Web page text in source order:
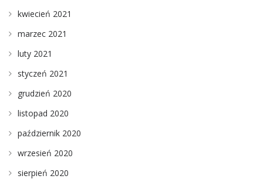
kwiecień 2021
marzec 2021
luty 2021
styczeń 2021
grudzień 2020
listopad 2020
październik 2020
wrzesień 2020
sierpień 2020